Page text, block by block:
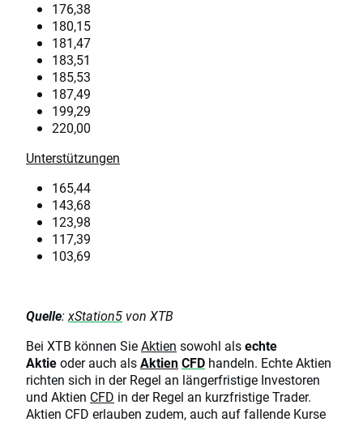
176,38
180,15
181,47
183,51
185,53
187,49
199,29
220,00
Unterstützungen
165,44
143,68
123,98
117,39
103,69
Quelle:xStation5 von XTB
Bei XTB können SieAktien sowohl alsechte
Aktieoder auch alsAktienCFD handeln. Echte Aktien
richten sich in der Regel an längerfristige Investoren
und Aktien CFD in der Regel an kurzfristige Trader.
Aktien CFD erlauben zudem, auch auf fallende Kurse